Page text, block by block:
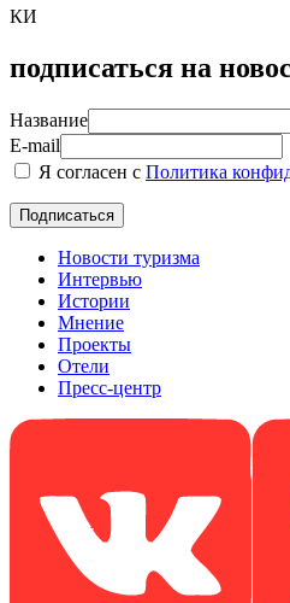
КИ
подписаться на
Название
E-mail
Я согласен с Политика
Новости туризма
Интервью
Истории
Мнение
Проекты
Отели
Пресс-центр